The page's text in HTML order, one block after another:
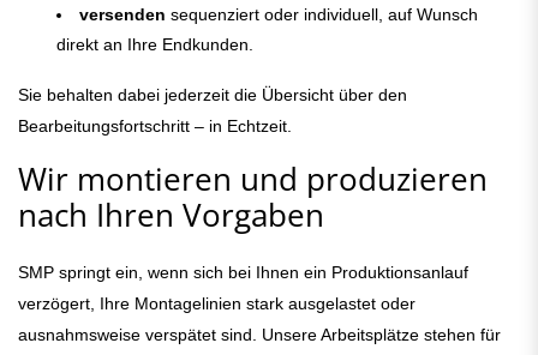
versenden sequenziert oder individuell, auf Wunsch
direkt an Ihre Endkunden.
Sie behalten dabei jederzeit die Übersicht über den
Bearbeitungsfortschritt – in Echtzeit.
Wir montieren und produzieren
nach Ihren Vorgaben
SMP springt ein, wenn sich bei Ihnen ein Produktionsanlauf
verzögert, Ihre Montagelinien stark ausgelastet oder
ausnahmsweise verspätet sind. Unsere Arbeitsplätze stehen für